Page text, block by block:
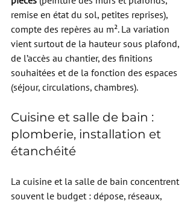
remise en état du sol, petites reprises),
compte des repères au m². La variation
vient surtout de la hauteur sous plafond,
de l’accès au chantier, des finitions
souhaitées et de la fonction des espaces
(séjour, circulations, chambres).
Cuisine et salle de bain :
plomberie, installation et
étanchéité
La cuisine et la salle de bain concentrent
souvent le budget : dépose, réseaux,